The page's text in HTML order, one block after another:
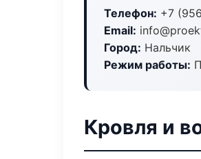
Телефон: +7
Email:
Город: Нальчик
Режим работы:
Кровля и